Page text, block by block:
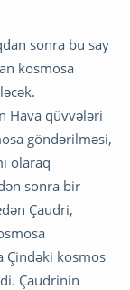
sonra bu say
kosmosa
Hava qüvvələri
göndərilməsi,
olaraq
sonra bir
Çaudri,
Çindəki kosmos
Çaudrinin